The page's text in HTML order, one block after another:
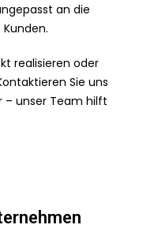
an die
realisieren oder
Sie uns
– unser Team hilft